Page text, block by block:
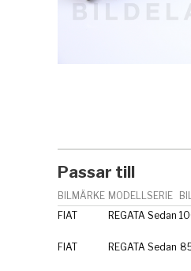
Passar till
BILMÄRKE MODELLSERIE
FIAT
REGATA Sedan
FIAT REGATA Sedan